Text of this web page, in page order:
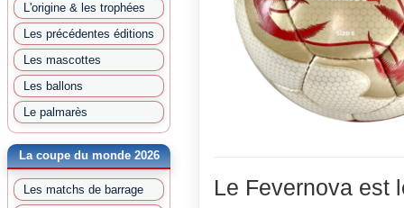
L'origine & les trophées
Les précédentes éditions
Les mascottes
Les ballons
Le palmarès
La coupe du monde 2026
Les matchs de barrage
Le Fevernova est